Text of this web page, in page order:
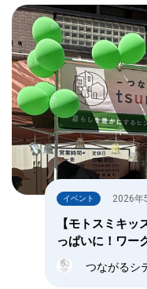
イベント 2026年
【モトスミキ
っぱいに！ワー
つながるシ